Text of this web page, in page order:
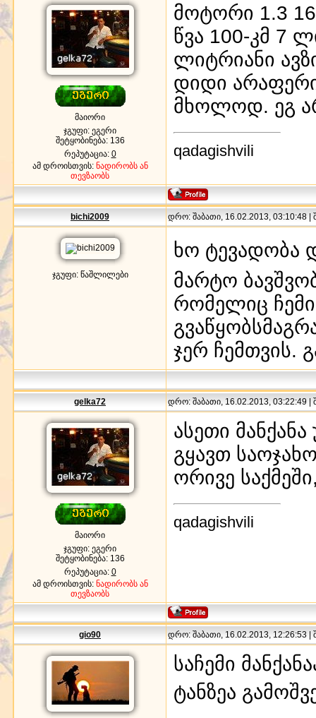
მაიორი
ჯგუფი: ეგერი
შეტყობინება: 136
რეპუტაცია: 0
ამ დროისთვის: ნადირობს ან
თევზაობს
მოტორი 1.3
წვა 100-კმ 7
ლიტრიანი
დიდი
მხოლოდ. ეგ
qadagishvili
bichi2009 დრო: შაბათი, 16.02.2013, 03:10:48 |
ჯგუფი: წაშლილები
ხო ტევადობა
მარტო
რომელიც
ჯერ ჩემთვის.
gelka72 დრო: შაბათი, 16.02.2013, 03:22:49 |
მაიორი
ჯგუფი: ეგერი
შეტყობინება: 136
რეპუტაცია: 0
ამ დროისთვის: ნადირობს ან
თევზაობს
ასეთი
გყავთ
ორივე
qadagishvili
gio90 დრო: შაბათი, 16.02.2013, 12:26:53 |
საჩემი
ტანზეა